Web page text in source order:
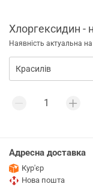
Хлоргексидин -
Наявність актуальна
Адресна доставка
Кур'єр
Нова пошта